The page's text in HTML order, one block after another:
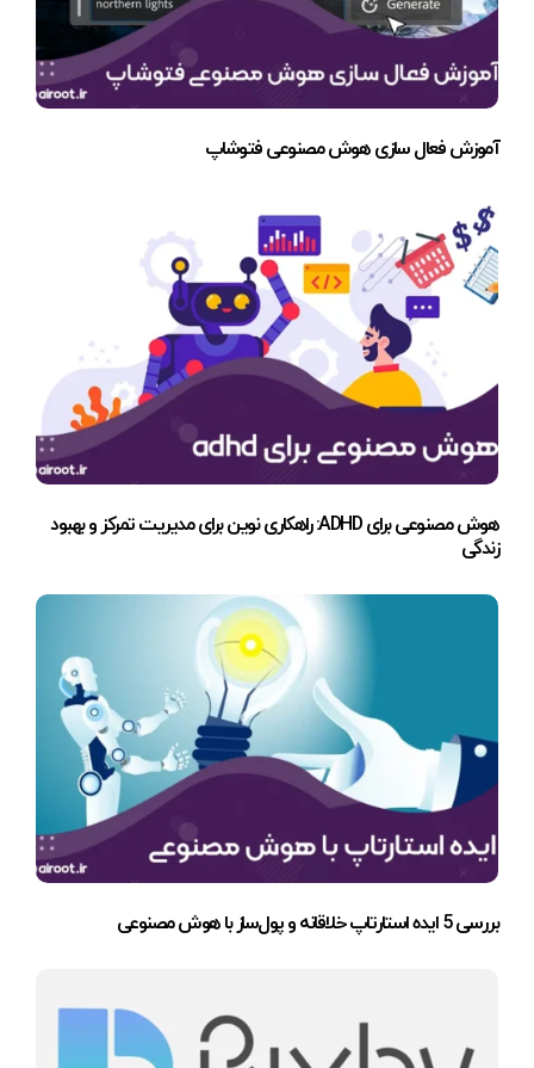
آموزش فعال سازی هوش مصنوعی فتوشاپ
هوش مصنوعی برای ADHD: راهکاری نوین برای مدیریت تمرکز و بهبود
زندگی
بررسی 5 ایده استارتاپ خلاقانه و پول‌ساز با هوش مصنوعی